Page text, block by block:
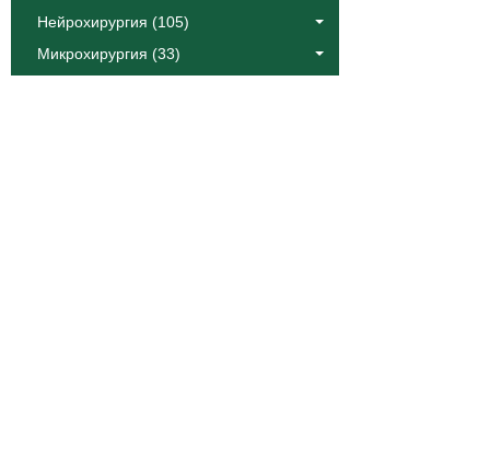
Нейрохирургия (105)
Микрохирургия (33)